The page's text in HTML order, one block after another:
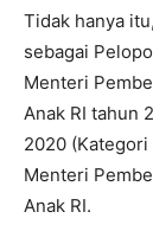
Tidak hanya
sebagai
Menteri
Anak RI tahun
2020
Menteri
Anak RI.